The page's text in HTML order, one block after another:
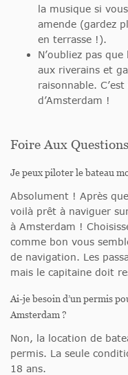
la musique si
amende (gardez
en terrasse !).
N’oubliez pas
aux riverains et
raisonnable.
d’Amsterdam !
Foire Aux Questions
Je peux piloter le bateau
Absolument ! Après
voilà prêt à naviguer
à Amsterdam !
comme bon vous
de navigation. Les
mais le capitaine doit
Ai-je besoin d’un permis
Amsterdam ?
Non, la location de
permis. La seule
18 ans.